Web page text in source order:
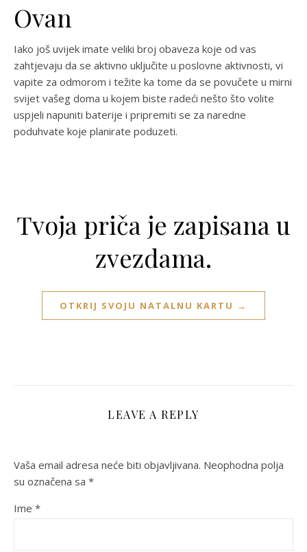
Ovan
Iako još uvijek imate veliki broj obaveza koje od vas
zahtjevaju da se aktivno uključite u poslovne aktivnosti, vi
vapite za odmorom i težite ka tome da se povučete u mirni
svijet vašeg doma u kojem biste radeći nešto što volite
uspjeli napuniti baterije i pripremiti se za naredne
poduhvate koje planirate poduzeti.
Tvoja priča je zapisana u
zvezdama.
OTKRIJ SVOJU NATALNU KARTU →
LEAVE A REPLY
Vaša email adresa neće biti objavljivana. Neophodna polja
su označena sa *
Ime *